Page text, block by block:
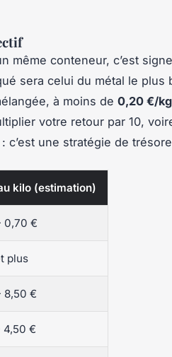
même conteneur, c’est
sera celui du métal le plus
à moins de 0,20 €/kg
votre retour par 10,
c’est une stratégie de
kilo (estimation)
0,70 €
plus
8,50 €
4,50 €